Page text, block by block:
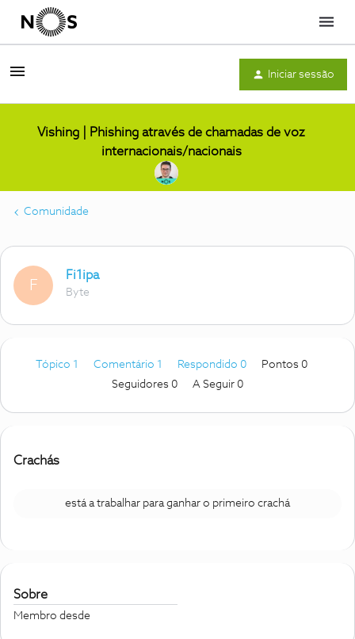
Menu
Iniciar sessão
Vishing | Phishing através de chamadas de voz
internacionais/nacionais
Comunidade
F
Fi1ipa
Byte
Tópico 1 Comentário 1 Respondido 0
Pontos 0
Seguidores 0 A Seguir 0
Crachás
está a trabalhar para ganhar o primeiro crachá
Sobre
Membro desde